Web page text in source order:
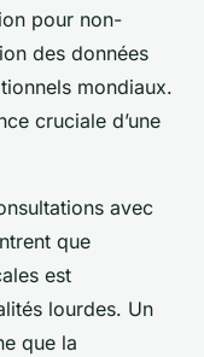
pour non-
des données
mondiaux.
cruciale d’une
avec
que
est
lourdes. Un
que la